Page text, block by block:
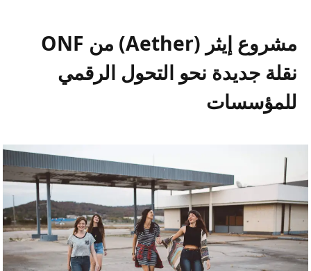
مشروع إيثر (Aether) من ONF
نقلة جديدة نحو التحول الرقمي
للمؤسسات